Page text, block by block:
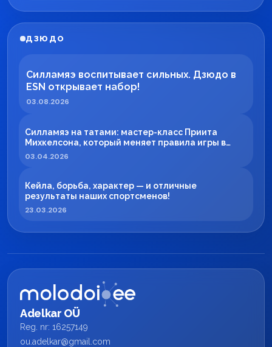
ДЗЮДО
Силламяэ воспитывает сильных. Дзюдо в
ESN открывает набор!
03.08.2026
Силламяэ на татами: мастер-класс Приита
Михкелсона, который меняет правила игры в
регионе
03.04.2026
Кейла, борьба, характер — и отличные
результаты наших спортсменов!
23.03.2026
Adelkar OÜ
Reg. nr: 16257149
ou.adelkar@gmail.com